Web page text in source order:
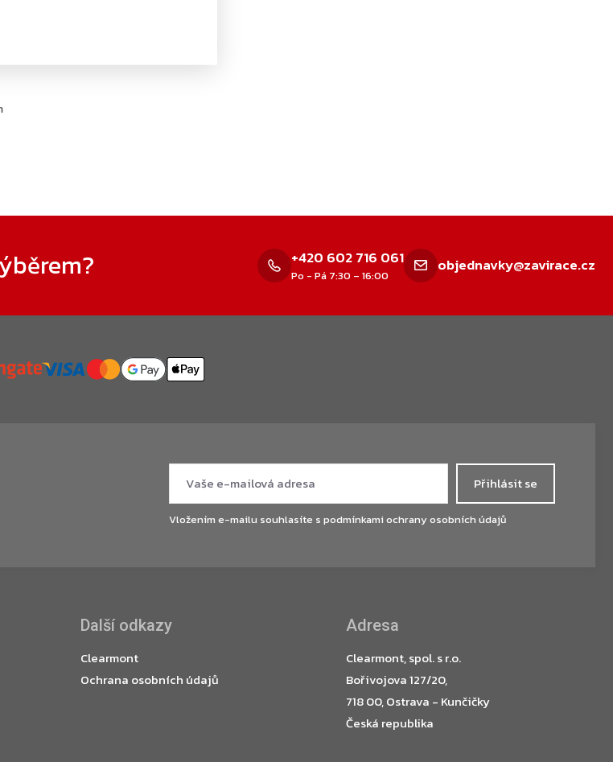
+420 602 716 061
Po - Pá 7:30 – 16:00 objednavky@zavirace.cz
Přihlásit se
Vložením e-mailu souhlasíte s podmínkami ochrany osobních údajů
Další odkazy
Clearmont
Ochrana osobních údajů
Adresa
Clearmont, spol. s r.o.
Bořivojova 127/20,
718 00, Ostrava - Kunčičky
Česká republika